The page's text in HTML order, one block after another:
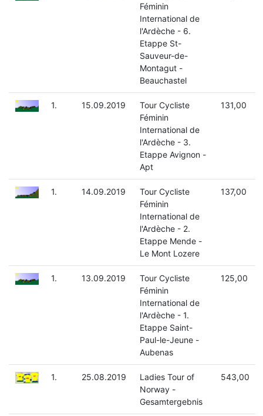
Féminin
International de
l'Ardèche - 6.
Etappe St-
Sauveur-de-
Montagut -
Beauchastel
1. 15.09.2019
Tour Cycliste
Féminin
International de
l'Ardèche - 3.
Etappe Avignon -
Apt
131,00
1. 14.09.2019
Tour Cycliste
Féminin
International de
l'Ardèche - 2.
Etappe Mende -
Le Mont Lozere
137,00
1. 13.09.2019
Tour Cycliste
Féminin
International de
l'Ardèche - 1.
Etappe Saint-
Paul-le-Jeune -
Aubenas
125,00
1. 25.08.2019
Ladies Tour of
Norway -
Gesamtergebnis
543,00